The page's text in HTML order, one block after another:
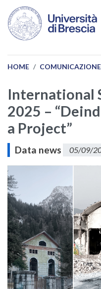
Salta al contenuto
HOME COMUNICAZIONE
International
2025 –
a Project”
Data news 05/09/